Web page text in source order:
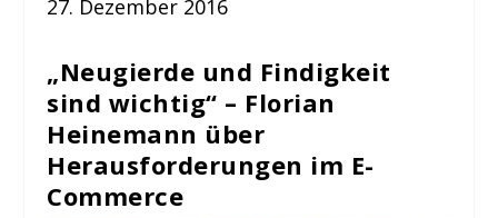
27. Dezember 2016
„Neugierde und Findigkeit
sind wichtig“ – Florian
Heinemann über
Herausforderungen im E-
Commerce